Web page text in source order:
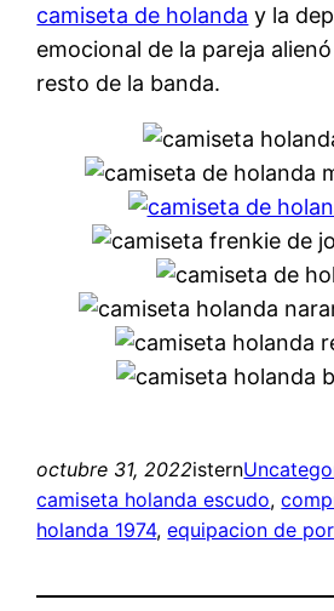
camiseta de holanda y la
emocional de la pareja
resto de la banda.
octubre 31, 2022istern
camiseta holanda escudo,
holanda 1974, equipacion de